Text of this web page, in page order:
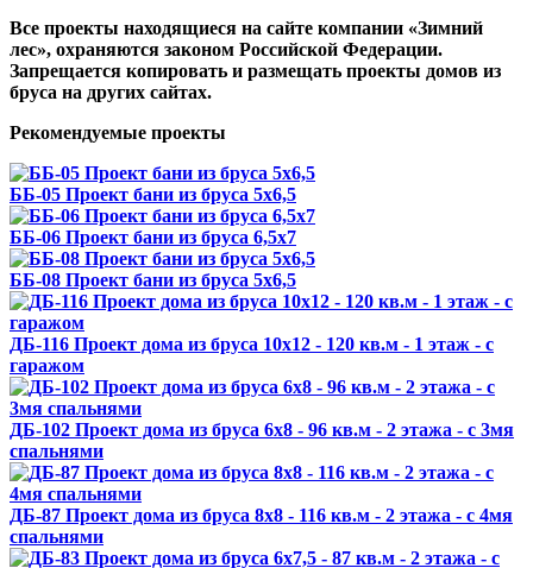
Все проекты находящиеся на сайте компании «Зимний
лес», охраняются законом Российской Федерации.
Запрещается копировать и размещать проекты домов из
бруса на других сайтах.
Рекомендуемые проекты
ББ-05 Проект бани из бруса 5х6,5
ББ-06 Проект бани из бруса 6,5х7
ББ-08 Проект бани из бруса 5х6,5
ДБ-116 Проект дома из бруса 10х12 - 120 кв.м - 1 этаж - с
гаражом
ДБ-102 Проект дома из бруса 6х8 - 96 кв.м - 2 этажа - с 3мя
спальнями
ДБ-87 Проект дома из бруса 8х8 - 116 кв.м - 2 этажа - с 4мя
спальнями